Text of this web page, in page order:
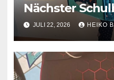
Nächster
JULI 22, 2026 HEIKO